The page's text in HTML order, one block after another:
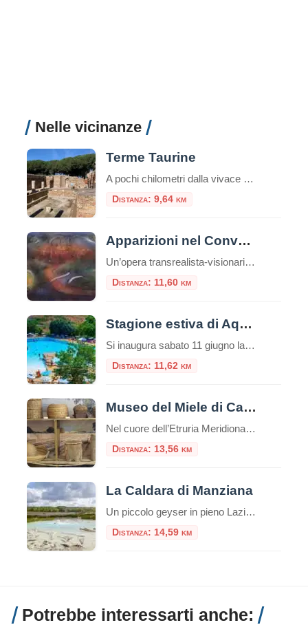
Nelle vicinanze
Terme Taurine
A pochi chilometri dalla vivace città portuale di Civitavecchia, su una verdeggiante collina che domina il Tirreno, sorge uno dei complessi termali romani più affascinanti e meglio conservati dell’Etruria meridionale: l’Area Archeologica delle Terme Taurine, conosciute anche come Terme di Traiano. Questo sito non è solo un complesso di antiche rovine, ma una vera e […]
Distanza: 9,64 km
Apparizioni nel Convento di San Bonaventura a Monterano
Un’opera transrealista-visionaria di Francesco Guadagnuolo ambientata nella provincia di Roma, mette in corrispondenza Monterano con il mistero del Convento di San Bonaventura, la bellissima facciata della Chiesa con la fontana ottagonale opere del Bernini. La Tuscia è un territorio arcaico, pieno di storia, memorie e narrazioni tradizionali, ricche di attrattive e misteri che avvolgono gli ambienti e le strutture della […]
Distanza: 11,60 km
Stagione estiva di Aquafelix
Si inaugura sabato 11 giugno la nuova stagione di Aquafelix a Civitavecchia, il più grande Parco aquatico del Centro Italia, tra i 10 più belli nel Paese. Tante le attività in programma per una estate che si annuncia piena di eventi, con particolare attenzione alle famiglie e al divertimento dei bambini. Tra gli appuntamenti in […]
Distanza: 11,62 km
Museo del Miele di Canale Monterano
Nel cuore dell’Etruria Meridionale, a poca distanza da Roma e a ridosso dell’incantevole Riserva Naturale di Monterano, sorge un piccolo scrigno di cultura materiale e biodiversità: il Museo del Miele di Canale Monterano. Nato dalla passione e dalla lungimiranza dell’Associazione Monterano Apicoltori APS, questo spazio espositivo non è soltanto un luogo in cui si conserva […]
Distanza: 13,56 km
La Caldara di Manziana
Un piccolo geyser in pieno Lazio La “callara” è il nome che viene dato, nel dialetto di queste zone a nord di Roma, alla Caldara di Manziana. Terra vulcanica, come ci ricordano anche le vicine solfatare della Macchia Grande e di Monterano e terra dell’antico vulcano Sabatino di cui restano testimonianza le terme di Stigliano, […]
Distanza: 14,59 km
Potrebbe interessarti anche: